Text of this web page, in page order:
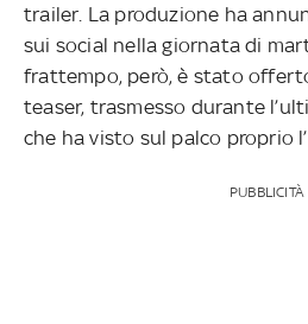
trailer. La produzione ha
sui social nella giornata di
frattempo, però, è stato
teaser, trasmesso durante
che ha visto sul palco proprio
PUBBLICITÀ